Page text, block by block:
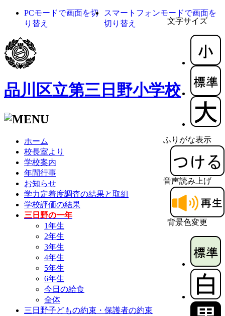
文字サイズ
ふりがな表示
音声読み上げ
背景色変更
PCモードで画面を切
り替え
スマートフォンモードで画面を
切り替え
品川区立第三日野小学校
ホーム
校長室より
学校案内
年間行事
お知らせ
学力定着度調査の結果と取組
学校評価の結果
三日野の一年
1年生
2年生
3年生
4年生
5年生
6年生
今日の給食
全体
三日野子どもの約束・保護者の約束